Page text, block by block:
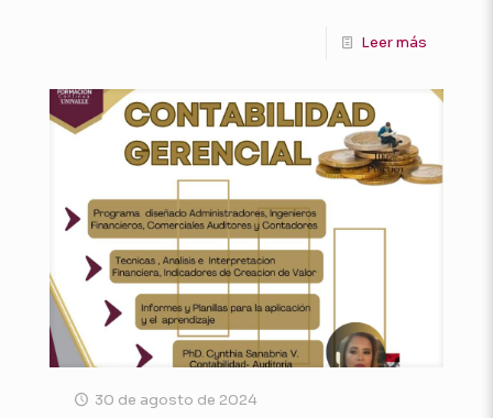
Leer más
30 de agosto de 2024